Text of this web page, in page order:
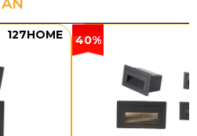
của sản phẩm
(3 chế độ màu)
127HOME 40%